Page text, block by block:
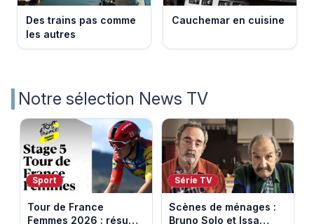
Des trains pas comme
les autres
Cauchemar en cuisine
Notre sélection News TV
Sport
Tour de France
Femmes 2026 : résumé
Série TV
Scènes de ménages :
Bruno Solo et Issa